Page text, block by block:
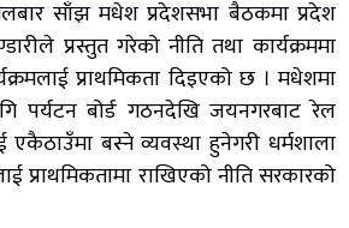
साँझ मधेश प्रदेशसभा बैठकमा प्रदेश
प्रस्तुत गरेको नीति तथा कार्यक्रममा
प्राथमिकता दिइएको छ । मधेशमा
पर्यटन बोर्ड गठनदेखि जयनगरबाट रेल
बस्ने व्यवस्था हुनेगरी धर्मशाला
प्राथमिकतामा राखिएको नीति सरकारको